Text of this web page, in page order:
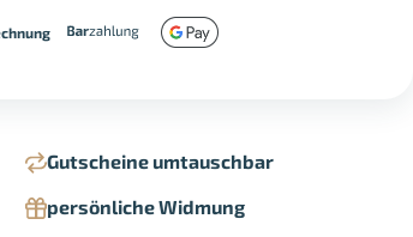
Gutscheine umtauschbar
persönliche Widmung